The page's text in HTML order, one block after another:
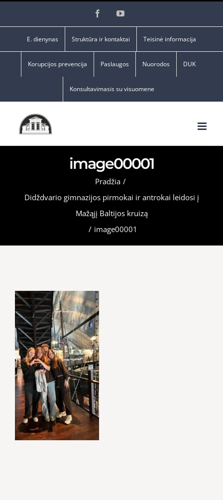
FacebookYouTube
E. dienynas Struktūra ir kontaktai Teisinė informacija
Korupcijos prevencija Paslaugos Nuorodos DUK
Konsultavimasis su visuomene
image00001
Pradžia /
Didždvario gimnazijos pirmokai ir antrokai leidosi į
Mažąjį Baltijos kruizą
/ image00001